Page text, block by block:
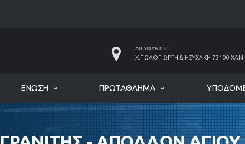
ΔΙΕΎΘΥΝΣΗ
Χ.ΠΩΛΟΓΙΏΡΓΗ & ΗΣΥΧΆΚΗ 73100
ΈΝΩΣΗ ΠΡΩΤΆΘΛΗΜΑ